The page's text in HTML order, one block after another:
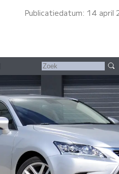
Publicatiedatum: 14 april